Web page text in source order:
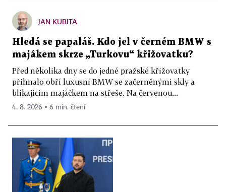
JAN KUBITA
Hledá se papaláš. Kdo jel v černém BMW s
majákem skrze „Turkovu“ křižovatku?
Před několika dny se do jedné pražské křižovatky
přihnalo obří luxusní BMW se začerněnými skly a
blikajícím majáčkem na střeše. Na červenou...
4. 8. 2026 ▪ 6 min. čtení